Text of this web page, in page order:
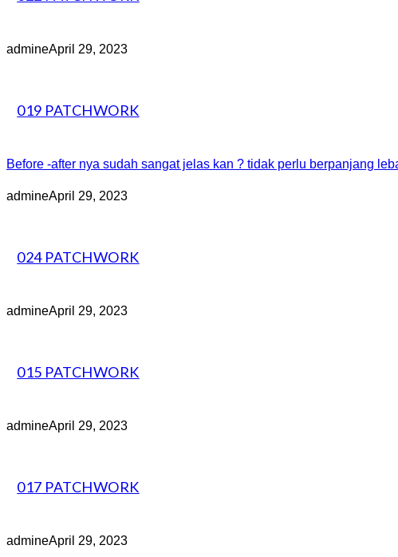
admineApril 29, 2023
019 PATCHWORK
Before -after nya sudah sangat jelas kan ? tidak perlu berpanjang
admineApril 29, 2023
024 PATCHWORK
admineApril 29, 2023
015 PATCHWORK
admineApril 29, 2023
017 PATCHWORK
admineApril 29, 2023